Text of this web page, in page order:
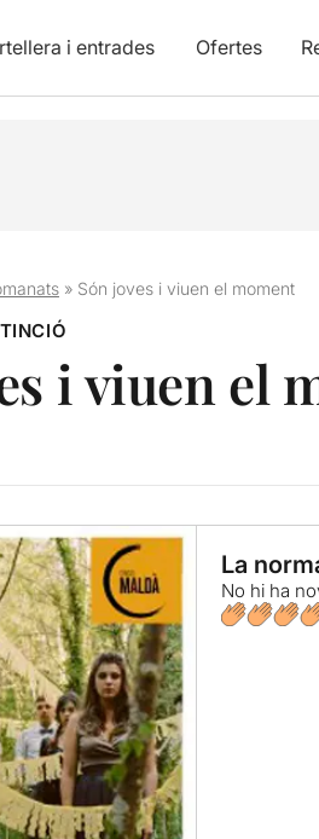
i entrades Ofertes
» Són joves i viuen el moment
i viuen el
La
No hi ha